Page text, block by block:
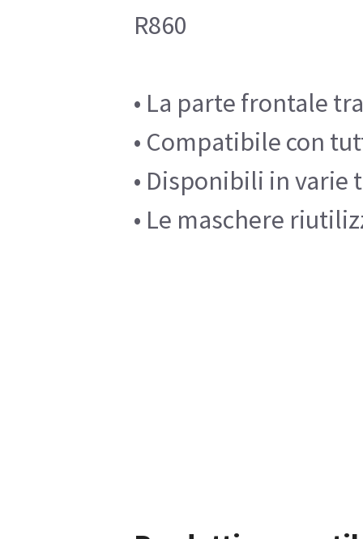
R860
• La parte frontale
• Compatibile con
• Disponibili in varie
• Le maschere